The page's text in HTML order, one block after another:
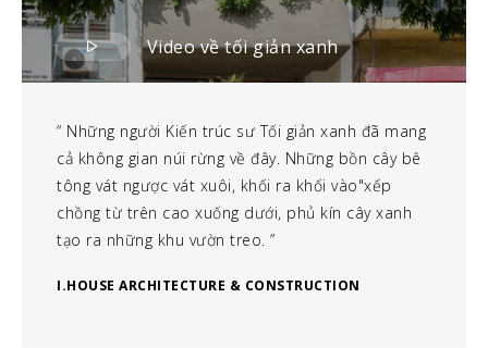
Video về tối giản xanh
Những người Kiến trúc sư Tối giản xanh đã mang
cả không gian núi rừng về đây. Những bồn cây bê
tông vát ngược vát xuôi, khối ra khối vào"xếp
chồng từ trên cao xuống dưới, phủ kín cây xanh
tạo ra những khu vườn treo.
I.HOUSE ARCHITECTURE & CONSTRUCTION